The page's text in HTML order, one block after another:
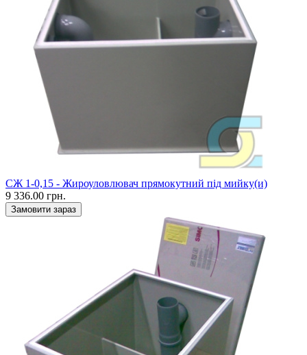
CЖ 1-0,15 - Жироуловлювач прямокутний під мийку(и)
9 336.00 грн.
Замовити зараз